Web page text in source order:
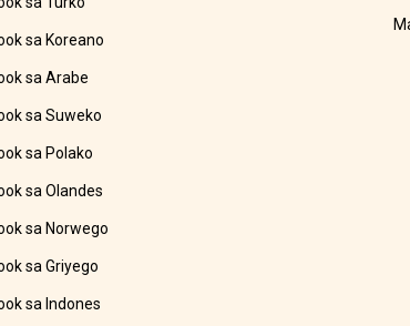
sa Koreano
sa Arabe
sa Suweko
sa Polako
sa Olandes
sa Norwego
sa Griyego
sa Indones